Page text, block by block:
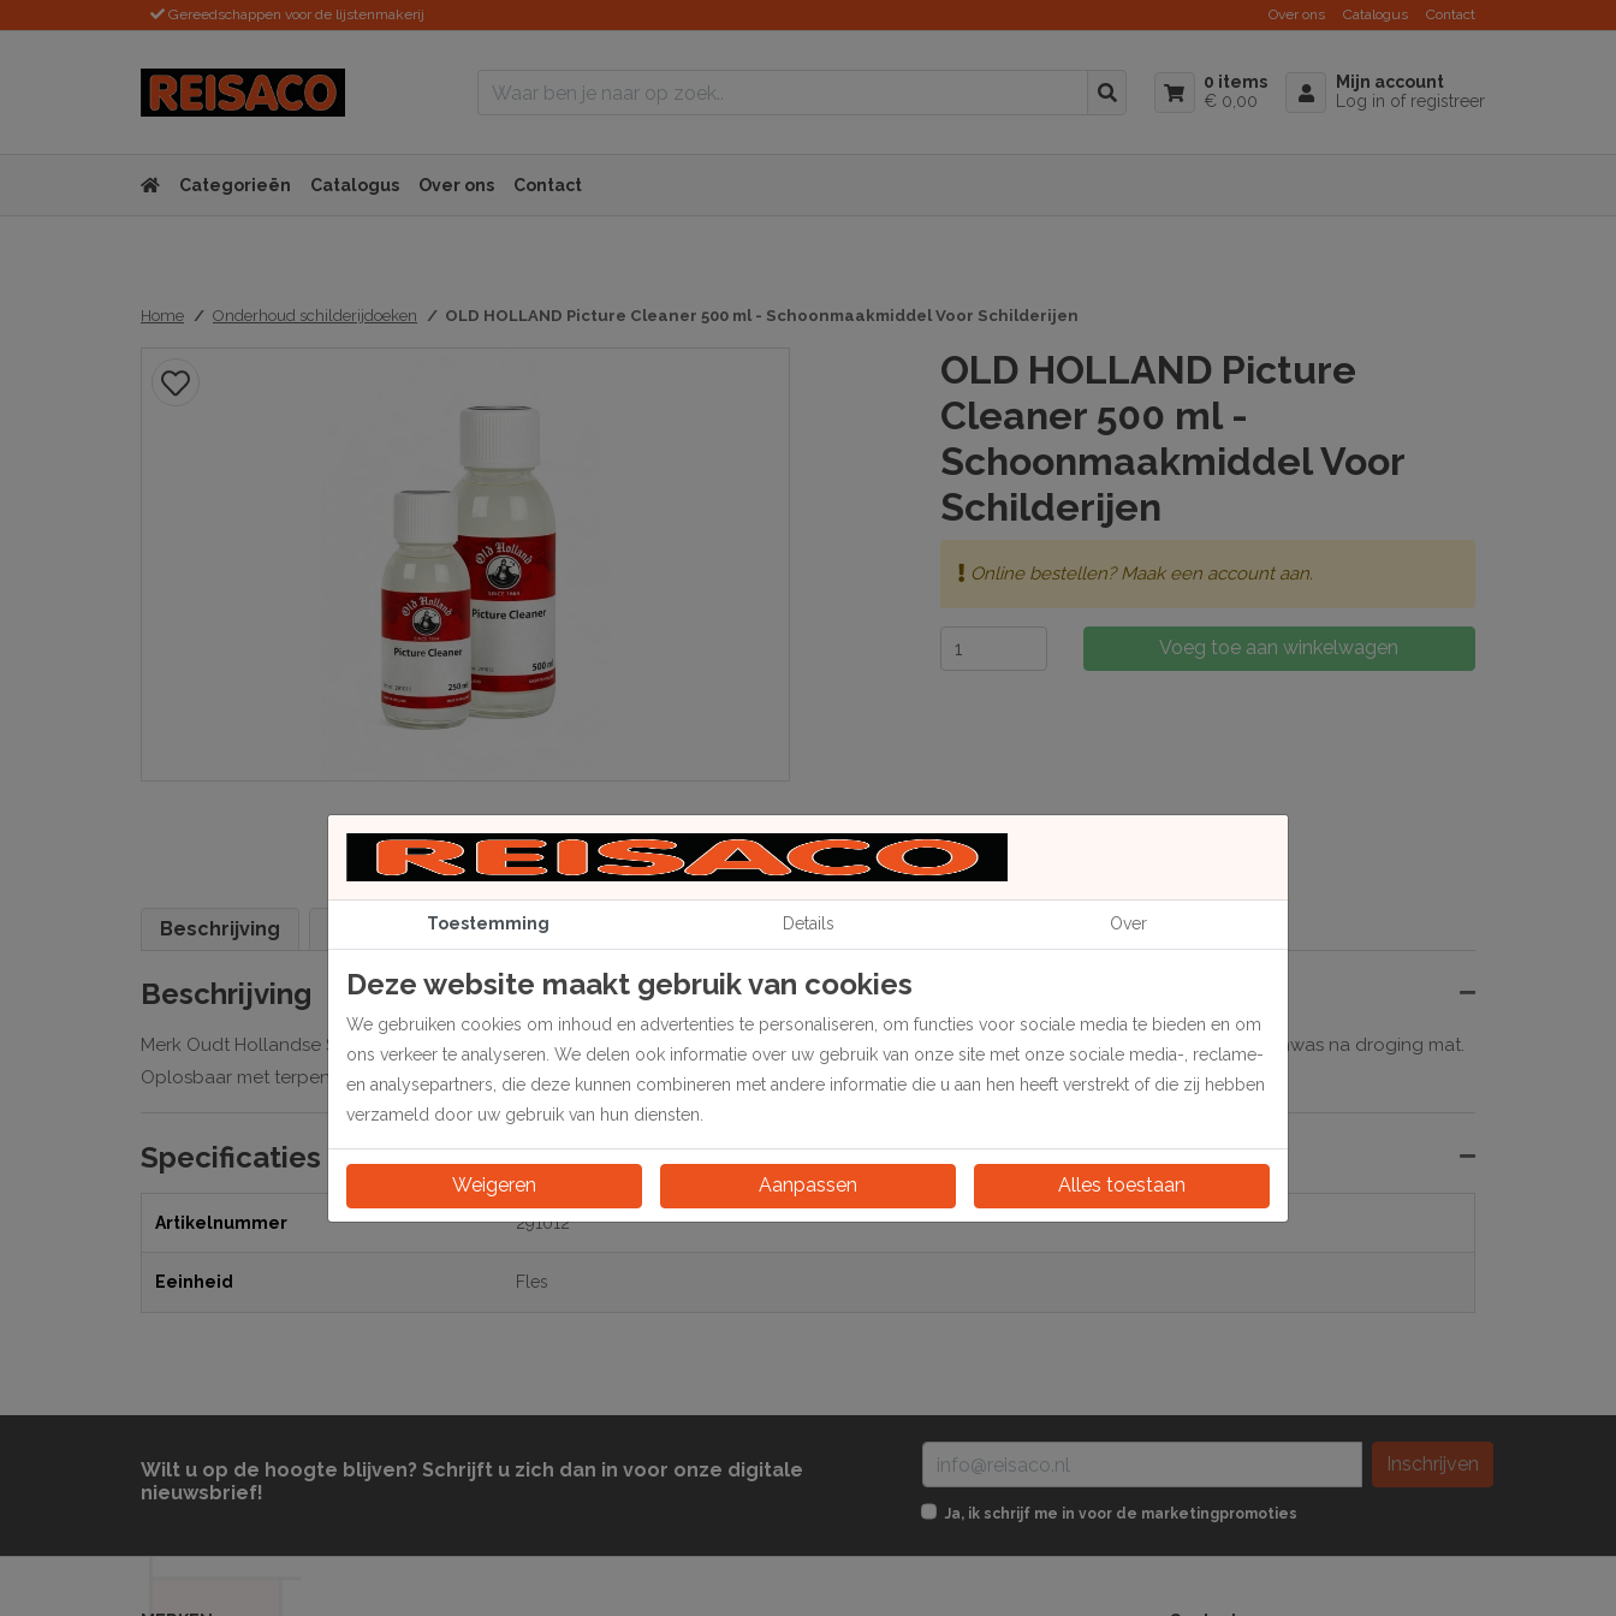
Gereedschappen voor de lijstenmakerij Over ons Catalogus Contact
0 items
€ 0,00
Mijn account
Log in of registreer
Categorieën Catalogus Over ons Contact
Home Onderhoud schilderijdoeken OLD HOLLAND Picture Cleaner 500 ml - Schoonmaakmiddel Voor Schilderijen
OLD HOLLAND Picture
Cleaner 500 ml -
Schoonmaakmiddel Voor
Schilderijen
Online bestellen? Maak een account aan.
Voeg toe aan winkelwagen
Beschrijving Specificaties
Beschrijving
Merk Oudt Hollandse Scheveningen. Geschikt voor het reinigen van de vernislaag. Het schilderij wordt door de aanwezigheid van bijenwas na droging mat.
Oplosbaar met terpentine.
Specificaties
Artikelnummer 291012
Eeinheid Fles
Wilt u op de hoogte blijven? Schrijft u zich dan in voor onze digitale
nieuwsbrief!
Inschrijven
Ja, ik schrijf me in voor de marketingpromoties
Toestemming Details Over
Deze website maakt gebruik van cookies
We gebruiken cookies om inhoud en advertenties te personaliseren, om functies voor sociale media te bieden en om
ons verkeer te analyseren. We delen ook informatie over uw gebruik van onze site met onze sociale media-, reclame-
en analysepartners, die deze kunnen combineren met andere informatie die u aan hen heeft verstrekt of die zij hebben
verzameld door uw gebruik van hun diensten.
Weigeren Aanpassen Alles toestaan